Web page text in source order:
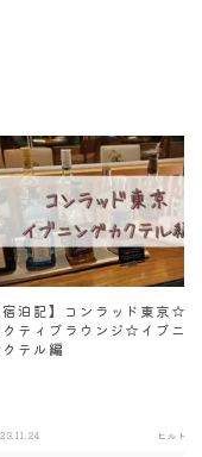
宿泊記】コンラッド東京☆
クティブラウンジ☆イブニ
クテル編
ヒルトン